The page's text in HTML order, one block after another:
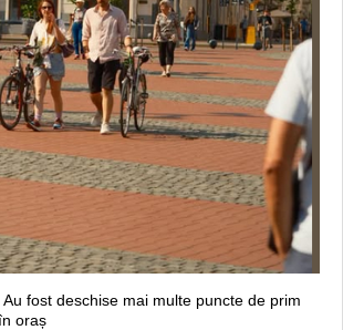
fost deschise mai multe puncte de prim
oraș